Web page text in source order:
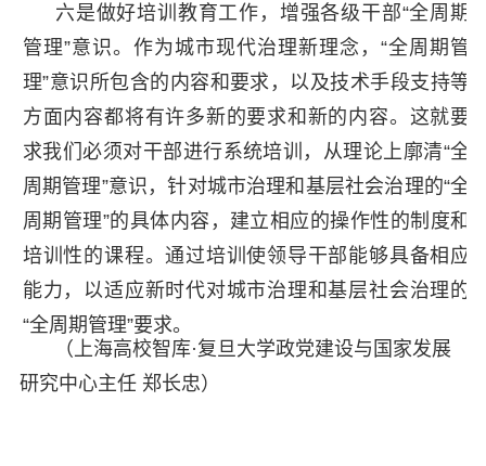
六是做好培训教育工作，增强各级干部“全周期
管理”意识。作为城市现代治理新理念，“全周期管
理”意识所包含的内容和要求，以及技术手段支持等
方面内容都将有许多新的要求和新的内容。这就要
求我们必须对干部进行系统培训，从理论上廓清“全
周期管理”意识，针对城市治理和基层社会治理的“全
周期管理”的具体内容，建立相应的操作性的制度和
培训性的课程。通过培训使领导干部能够具备相应
能力，以适应新时代对城市治理和基层社会治理的
“全周期管理”要求。
（上海高校智库·复旦大学政党建设与国家发展
研究中心主任 郑长忠）